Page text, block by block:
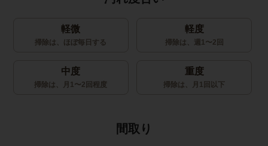
軽微
掃除は、ほぼ毎日する
軽度
掃除は、週1〜2回
中度
掃除は、月1〜2回程度
重度
掃除は、月1回以下
間取り